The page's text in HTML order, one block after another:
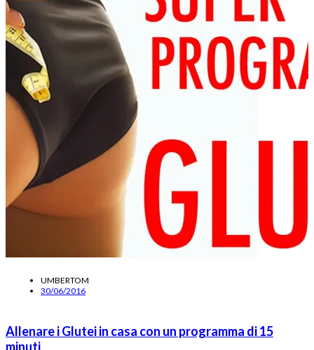
UMBERTOM
30/06/2016
Allenare i Glutei in casa con un programma di 15
minuti